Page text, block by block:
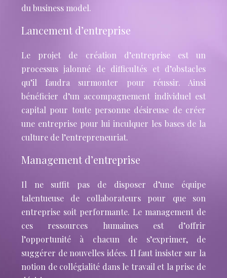
du business model.
Lancement d’entreprise
Le projet de création d’entreprise est un
processus jalonné de difficultés et d’obstacles
qu’il faudra surmonter pour réussir. Ainsi
bénéficier d’un accompagnement individuel est
capital pour toute personne désireuse de créer
une entreprise pour lui inculquer les bases de la
culture de l’entrepreneuriat.
Management d’entreprise
Il ne suffit pas de disposer d’une équipe
talentueuse de collaborateurs pour que son
entreprise soit performante. Le management de
ces ressources humaines est d’offrir
l’opportunité à chacun de s’exprimer, de
suggérer de nouvelles idées. Il faut insister sur la
notion de collégialité dans le travail et la prise de